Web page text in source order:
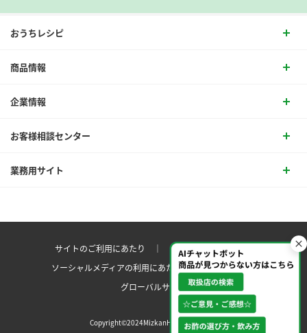
おうちレシピ
商品情報
企業情報
お客様相談センター
業務用サイト
サイトのご利用にあたり ｜プライバシーポリシー
ソーシャルメディアの利用にあたりサイトマップ ｜
グローバルサイト
Copyright©2024MizkanHoldingsCo.Ltd.